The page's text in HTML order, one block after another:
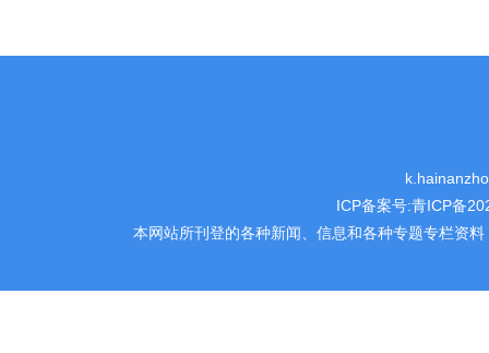
ICP备案号:青ICP备
本网站所刊登的各种新闻、信息和各种专题专栏资